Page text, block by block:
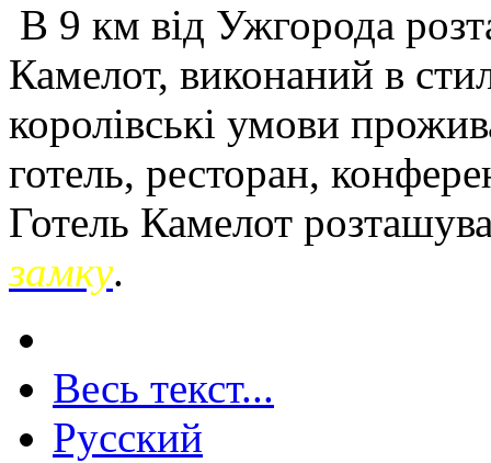
В 9 км від Ужгорода
Камелот, виконаний в
королівські умови
готель, ресторан,
Готель Камелот
замку.
Весь текст...
Русский